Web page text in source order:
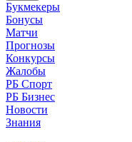
Букмекеры
Бонусы
Матчи
Прогнозы
Конкурсы
Жалобы
РБ Спорт
РБ Бизнес
Новости
Знания